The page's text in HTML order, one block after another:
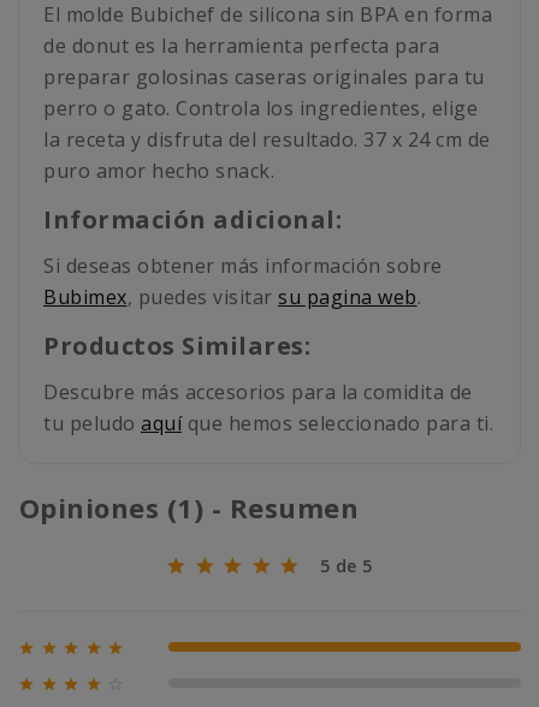
El molde Bubichef de silicona sin BPA en forma
de donut es la herramienta perfecta para
preparar golosinas caseras originales para tu
perro o gato. Controla los ingredientes, elige
la receta y disfruta del resultado. 37 x 24 cm de
puro amor hecho snack.
Información adicional:
Si deseas obtener más información sobre
Bubimex, puedes visitar su pagina web.
Productos Similares:
Descubre más accesorios para la comidita de
tu peludo aquíque hemos seleccionado para ti.
Opiniones (1) - Resumen
5 de 5
     100% (1)
   